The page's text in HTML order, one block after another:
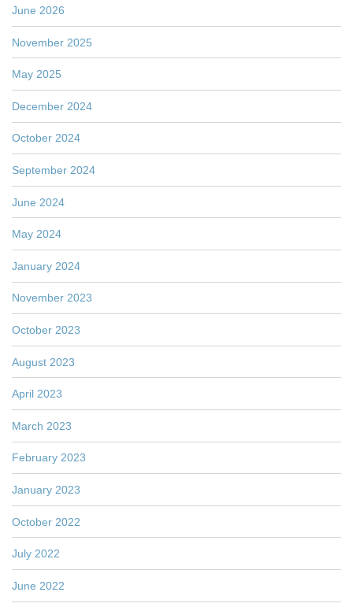
June 2026
November 2025
May 2025
December 2024
October 2024
September 2024
June 2024
May 2024
January 2024
November 2023
October 2023
August 2023
April 2023
March 2023
February 2023
January 2023
October 2022
July 2022
June 2022